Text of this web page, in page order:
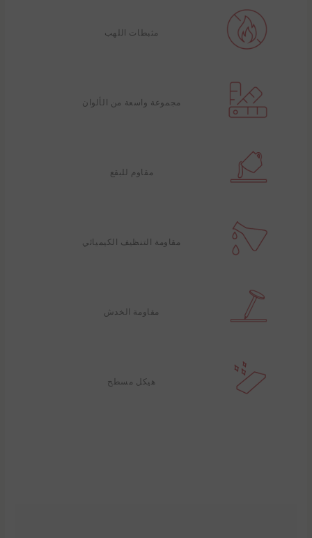
مثبطات اللهب
مجموعة واسعة من الألوان
مقاوم للبقع
مقاومة التنظيف الكيميائي
مقاومة الخدش
هيكل مسطح